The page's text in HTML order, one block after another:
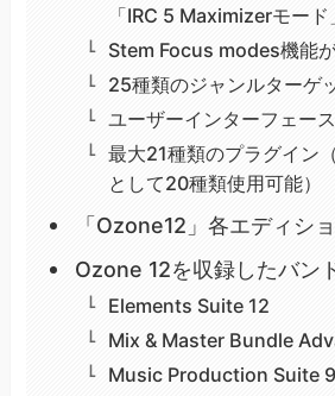
「IRC 5 Maximizerモー
Stem Focus modes機能
25種類のジャンルターゲ
ユーザーインターフェー
最大21種類のプラグイン
として20種類使用可能）
「Ozone12」各エディシ
Ozone 12を収録したバン
Elements Suite 12
Mix & Master Bundle
Music Production Suite 9